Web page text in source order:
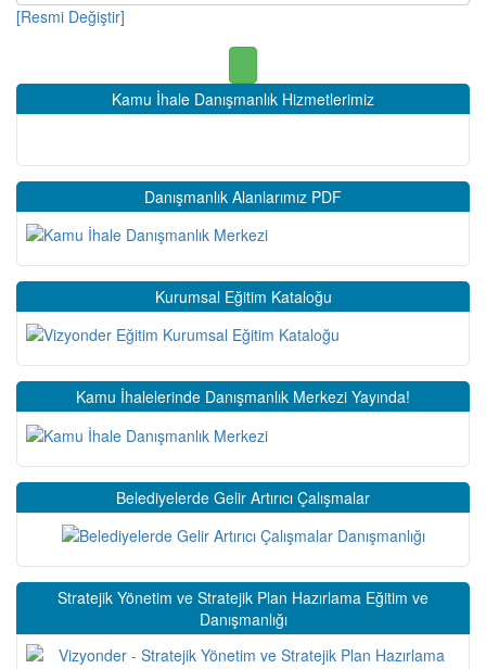
[Resmi Değiştir]
Kamu İhale Danışmanlık Hizmetlerimiz
Danışmanlık Alanlarımız PDF
Kurumsal Eğitim Kataloğu
Kamu İhalelerinde Danışmanlık Merkezi Yayında!
Belediyelerde Gelir Artırıcı Çalışmalar
Stratejik Yönetim ve Stratejik Plan Hazırlama Eğitim ve
Danışmanlığı